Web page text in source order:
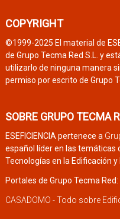
COPYRIGHT
©1999-2025 El material de
de Grupo Tecma Red S.L. y
utilizarlo de ninguna manera
permiso por escrito de Grupo
SOBRE GRUPO TECMA
ESEFICIENCIA pertenece a
español líder en las temáticas
Tecnologías en la Edificación y
Portales de Grupo Tecma Red:
CASADOMO - Todo sobre